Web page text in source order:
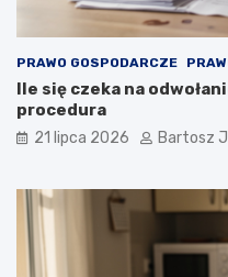
PRAWO GOSPODARCZE
Ile się czeka na
procedura
21 lipca 2026 Bartosz